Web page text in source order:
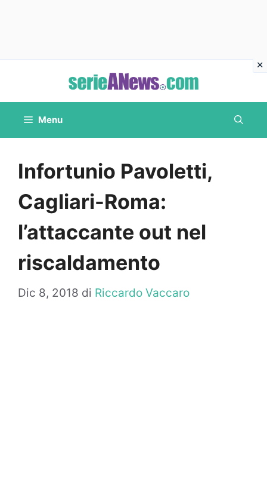
contenuto
Menu
Infortunio Pavoletti,
Cagliari-Roma:
l’attaccante out nel
riscaldamento
Dic 8, 2018 di Riccardo Vaccaro